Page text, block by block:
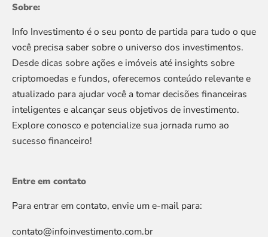
Sobre:
Info Investimento é o seu ponto de partida para tudo o que
você precisa saber sobre o universo dos investimentos.
Desde dicas sobre ações e imóveis até insights sobre
criptomoedas e fundos, oferecemos conteúdo relevante e
atualizado para ajudar você a tomar decisões financeiras
inteligentes e alcançar seus objetivos de investimento.
Explore conosco e potencialize sua jornada rumo ao
sucesso financeiro!
Entre em contato
Para entrar em contato, envie um e-mail para:
contato@infoinvestimento.com.br